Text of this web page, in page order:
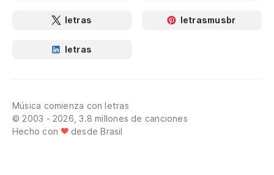
letras letrasmusbr
letras
Música comienza con letras
© 2003 - 2026, 3.8 millones de canciones
Hecho con
desde Brasil